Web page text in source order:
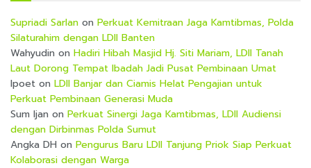
Supriadi Sarlan on Perkuat Kemitraan Jaga Kamtibmas, Polda
Silaturahim dengan LDII Banten
Wahyudin on Hadiri Hibah Masjid Hj. Siti Mariam, LDII Tanah
Laut Dorong Tempat Ibadah Jadi Pusat Pembinaan Umat
Ipoet on LDII Banjar dan Ciamis Helat Pengajian untuk
Perkuat Pembinaan Generasi Muda
Sum Ijan on Perkuat Sinergi Jaga Kamtibmas, LDII Audiensi
dengan Dirbinmas Polda Sumut
Angka DH on Pengurus Baru LDII Tanjung Priok Siap Perkuat
Kolaborasi dengan Warga